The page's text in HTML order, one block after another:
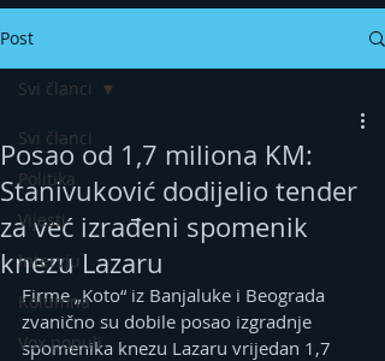
Post
Svi članci
Politika
Vijesti
Intervju
Kolumna
Vox populi
Svi članci
Posao od 1,7 miliona KM:
Stanivuković dodijelio tender
za već izrađeni spomenik
knezu Lazaru
Firme „Koto“ iz Banjaluke i Beograda
zvanično su dobile posao izgradnje
spomenika knezu Lazaru vrijedan 1,7